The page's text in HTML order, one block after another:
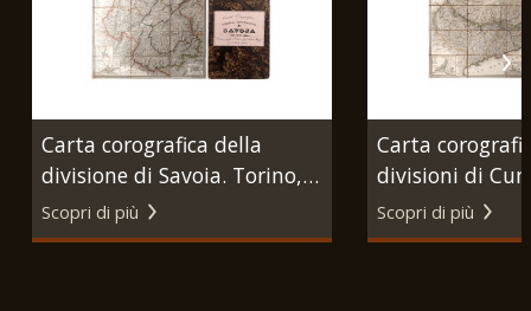
Carta corografica della
divisione di Savoia. Torino,
Giovanni Battista Maggi,
1835.
Scopri di più
Carta
divisioni di
Nizza. Torino,
Battista
Scopri di più